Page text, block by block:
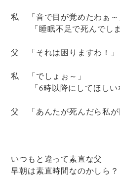
私 「音で目が覚めたわぁ～
「睡眠不足で死んでし
父 「それは困りますわ！」
私 「でしょぉ～」
「6時以降にしてほしい
父 「あんたが死んだら私が
いつもと違って素直な父
早朝は素直時間なのかしら？